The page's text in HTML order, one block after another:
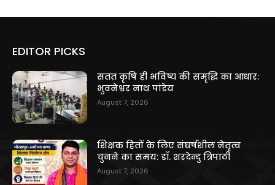
EDITOR PICKS
सतत कृषि ही भविष्य की समृद्धि का आधार:
भुवनेश्वर नाथ पांडेय
August 7, 2026
शिक्षक हितों के लिए संघर्षशील नेतृत्व
चुनने का समय: डॉ. शरदेन्दु त्रिपाठी
August 7, 2026